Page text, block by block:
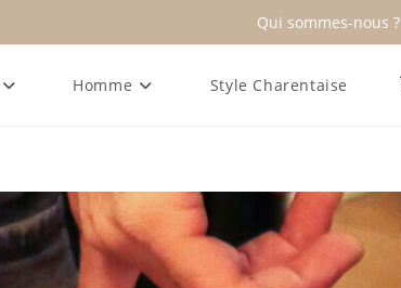
Qui sommes-nous ?
Homme Style Charentaise